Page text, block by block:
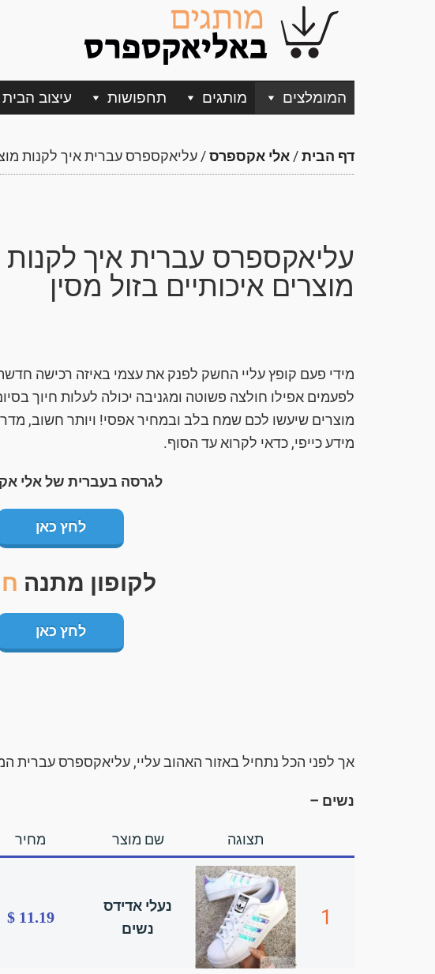
המומלצים מותגים תחפושות עיצוב הבית
דף הבית/ אלי אקספרס/ עליאקספרס עברית איך לקנות
עליאקספרס עברית איך לקנות
מוצרים איכותיים בזול מסין
מידי פעם קופץ עליי החשק לפנק את עצמי באיזה רכישה
לפעמים אפילו חולצה פשוטה ומגניבה יכולה לעלות חיוך
מוצרים שיעשו לכם שמח בלב ובמחיר אפסי! ויותר חשוב, מדריך
מידע כייפי, כדאי לקרוא עד הסוף.
לגרסה בעברית של אלי
לחץ כאן
לקופון מתנה
לחץ כאן
אך לפני הכל נתחיל באזור האהוב עליי, עליאקספרס עברית
נשים –
תצוגה שם מוצר מחיר
1
נעלי אדידס
נשים
11.19 $